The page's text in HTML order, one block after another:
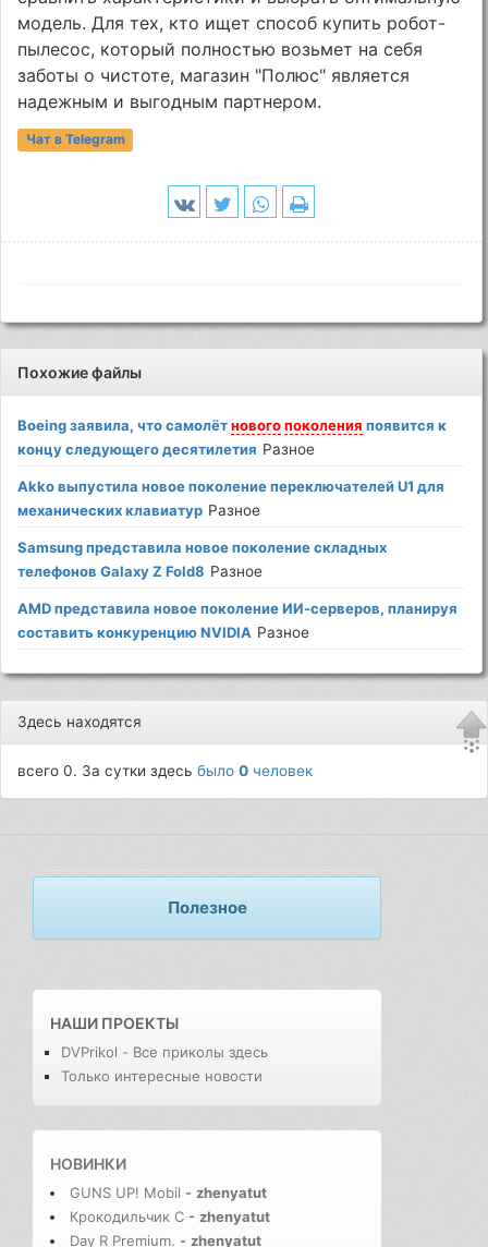
модель. Для тех, кто ищет способ купить робот-
пылесос, который полностью возьмет на себя
заботы о чистоте, магазин "Полюс" является
надежным и выгодным партнером.
Чат в Telegram
Похожие файлы
Boeing заявила, что самолётнового поколения появится к
концу следующего десятилетия Разное
Akko выпустила новое поколение переключателей U1 для
механических клавиатур Разное
Samsung представила новое поколение складных
телефонов Galaxy Z Fold8 Разное
AMD представила новое поколение ИИ-серверов, планируя
составить конкуренцию NVIDIA Разное
Здесь находятся
всего 0. За сутки здесьбыло0 человек
Полезное
НАШИ ПРОЕКТЫ
DVPrikol - Все приколы здесь
Только интересные новости
НОВИНКИ
GUNS UP! Mobil - zhenyatut
Крокодильчик С - zhenyatut
Day R Premium. - zhenyatut